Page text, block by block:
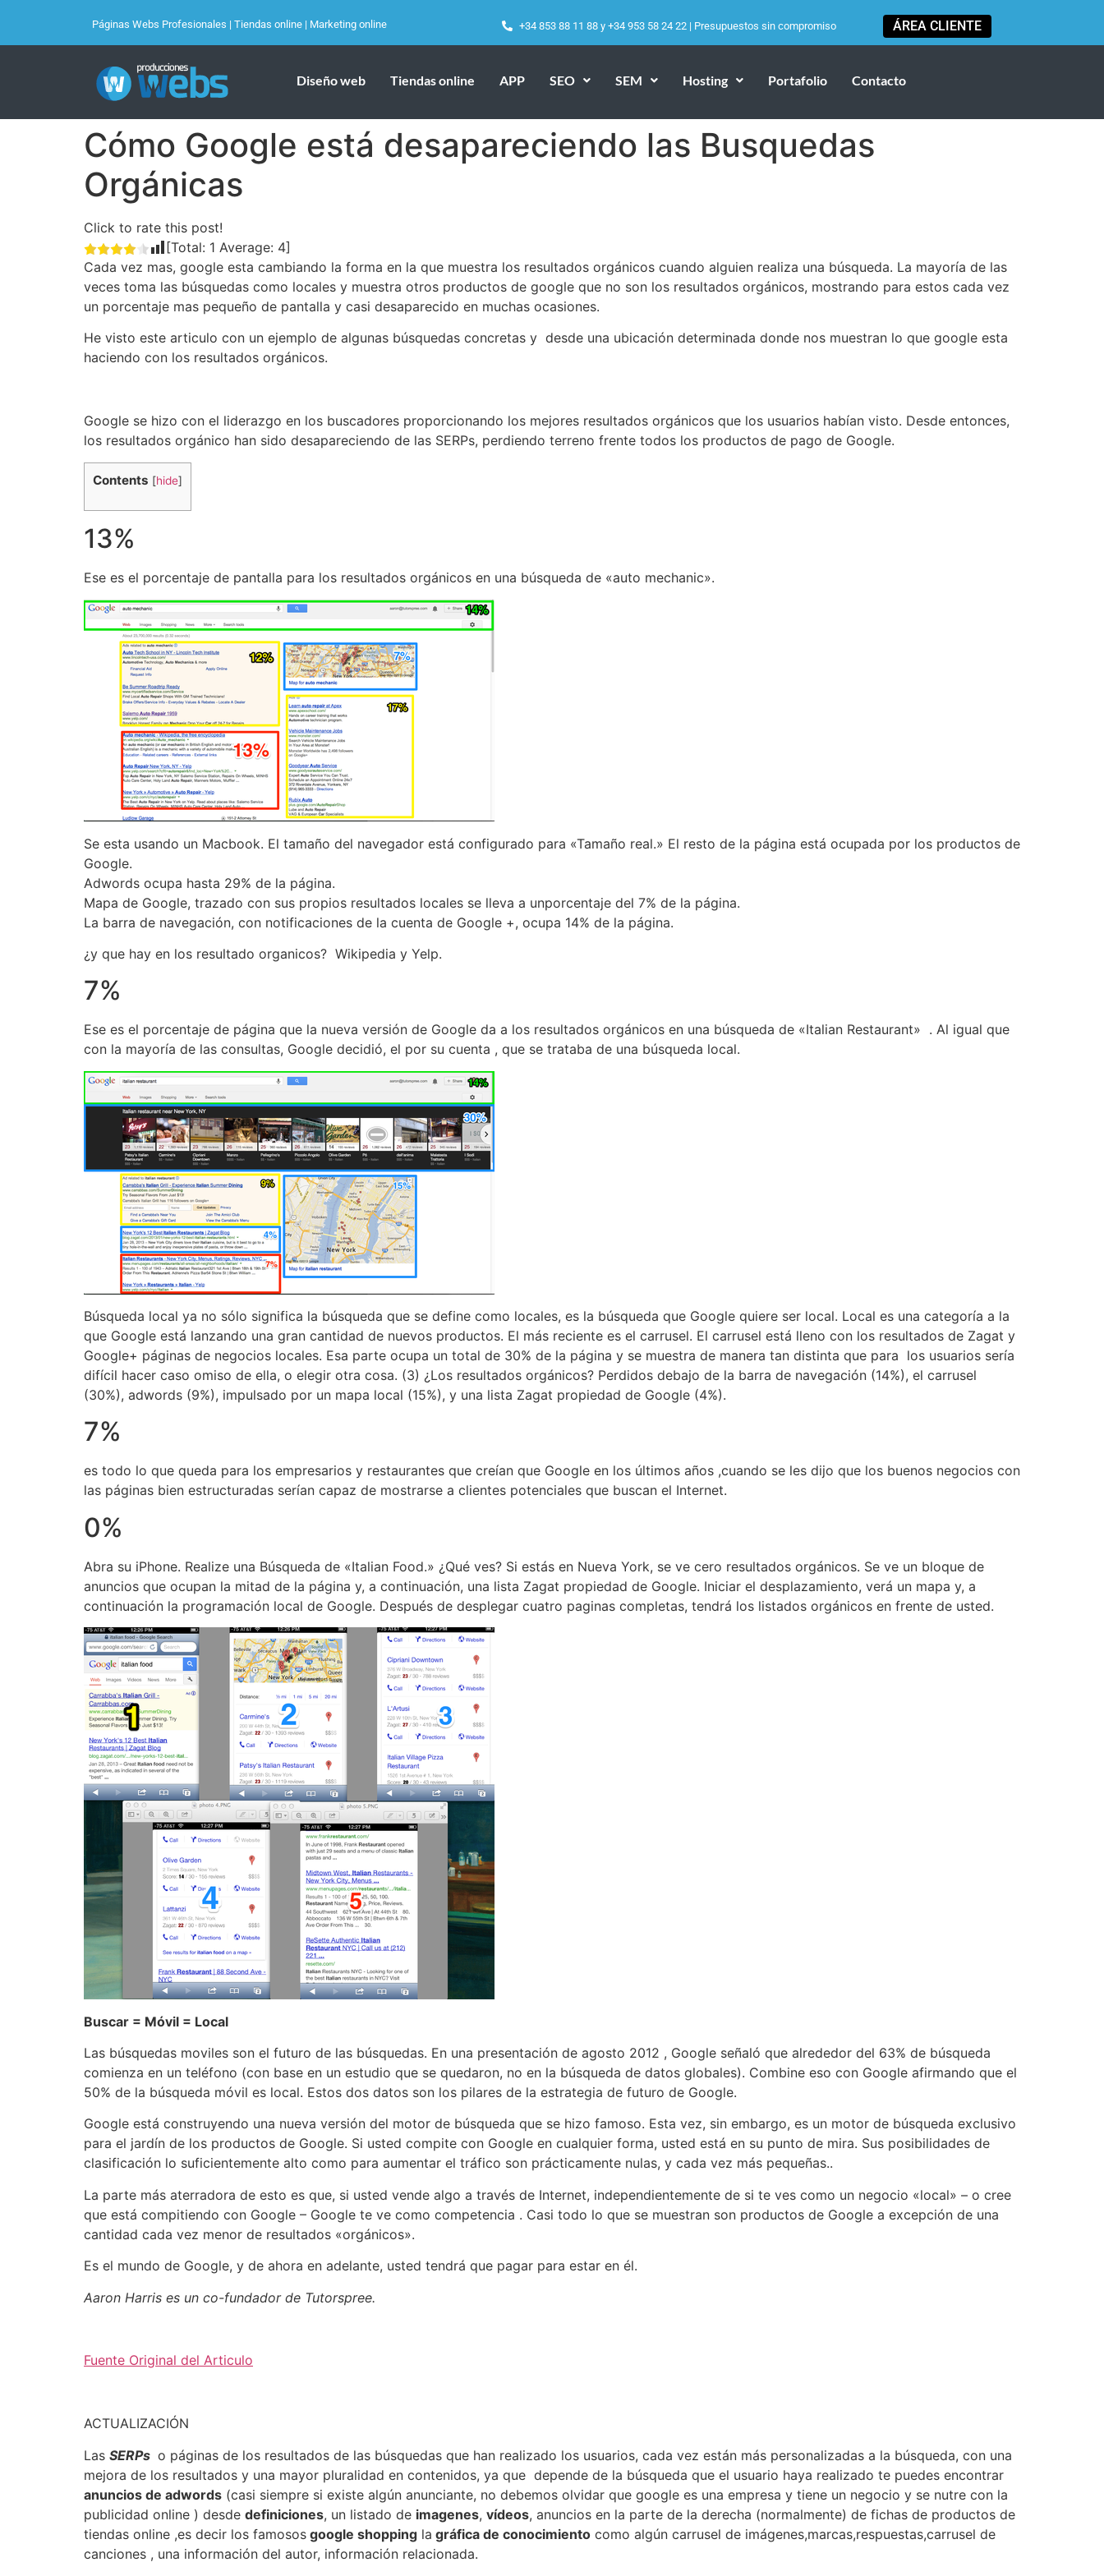
Páginas Webs Profesionales | Tiendas online | Marketing online +34 853 88 11 88y +34 953 58 24 22| Presupuestos sin compromiso ÁREA CLIENTE
Diseño web Tiendas online APP SEO SEM Hosting Portafolio Contacto
Cómo Google está desapareciendo las Busquedas
Orgánicas
Click to rate this post!
[Total: 1 Average: 4]
Cada vez mas, google esta cambiando la forma en la que muestra los resultados orgánicos cuando alguien realiza una búsqueda. La mayoría de las
veces toma las búsquedas como locales y muestra otros productos de google que no son los resultados orgánicos, mostrando para estos cada vez
un porcentaje mas pequeño de pantalla y casi desaparecido en muchas ocasiones.
He visto este articulo con un ejemplo de algunas búsquedas concretas y desde una ubicación determinada donde nos muestran lo que google esta
haciendo con los resultados orgánicos.
Google se hizo con el liderazgo en los buscadores proporcionando los mejores resultados orgánicos que los usuarios habían visto. Desde entonces,
los resultados orgánico han sido desapareciendo de las SERPs, perdiendo terreno frente todos los productos de pago de Google.
Contents [hide]
13%
Ese es el porcentaje de pantalla para los resultados orgánicos en una búsqueda de «auto mechanic».
Se esta usando un Macbook. El tamaño del navegador está configurado para «Tamaño real.» El resto de la página está ocupada por los productos de
Google.
Adwords ocupa hasta 29% de la página.
Mapa de Google, trazado con sus propios resultados locales se lleva a unporcentaje del 7% de la página.
La barra de navegación, con notificaciones de la cuenta de Google +, ocupa 14% de la página.
¿y que hay en los resultado organicos? Wikipedia y Yelp.
7%
Ese es el porcentaje de página que la nueva versión de Google da a los resultados orgánicos en una búsqueda de «Italian Restaurant» . Al igual que
con la mayoría de las consultas, Google decidió, el por su cuenta , que se trataba de una búsqueda local.
Búsqueda local ya no sólo significa la búsqueda que se define como locales, es la búsqueda que Google quiere ser local. Local es una categoría a la
que Google está lanzando una gran cantidad de nuevos productos. El más reciente es el carrusel. El carrusel está lleno con los resultados de Zagat y
Google+ páginas de negocios locales. Esa parte ocupa un total de 30% de la página y se muestra de manera tan distinta que para los usuarios sería
difícil hacer caso omiso de ella, o elegir otra cosa. (3) ¿Los resultados orgánicos? Perdidos debajo de la barra de navegación (14%), el carrusel
(30%), adwords (9%), impulsado por un mapa local (15%), y una lista Zagat propiedad de Google (4%).
7%
es todo lo que queda para los empresarios y restaurantes que creían que Google en los últimos años ,cuando se les dijo que los buenos negocios con
las páginas bien estructuradas serían capaz de mostrarse a clientes potenciales que buscan el Internet.
0%
Abra su iPhone. Realize una Búsqueda de «Italian Food.» ¿Qué ves? Si estás en Nueva York, se ve cero resultados orgánicos. Se ve un bloque de
anuncios que ocupan la mitad de la página y, a continuación, una lista Zagat propiedad de Google. Iniciar el desplazamiento, verá un mapa y, a
continuación la programación local de Google. Después de desplegar cuatro paginas completas, tendrá los listados orgánicos en frente de usted.
Buscar = Móvil = Local
Las búsquedas moviles son el futuro de las búsquedas. En una presentación de agosto 2012 , Google señaló que alrededor del 63% de búsqueda
comienza en un teléfono (con base en un estudio que se quedaron, no en la búsqueda de datos globales). Combine eso con Google afirmando que el
50% de la búsqueda móvil es local. Estos dos datos son los pilares de la estrategia de futuro de Google.
Google está construyendo una nueva versión del motor de búsqueda que se hizo famoso. Esta vez, sin embargo, es un motor de búsqueda exclusivo
para el jardín de los productos de Google. Si usted compite con Google en cualquier forma, usted está en su punto de mira. Sus posibilidades de
clasificación lo suficientemente alto como para aumentar el tráfico son prácticamente nulas, y cada vez más pequeñas..
La parte más aterradora de esto es que, si usted vende algo a través de Internet, independientemente de si te ves como un negocio «local» – o cree
que está compitiendo con Google – Google te ve como competencia . Casi todo lo que se muestran son productos de Google a excepción de una
cantidad cada vez menor de resultados «orgánicos».
Es el mundo de Google, y de ahora en adelante, usted tendrá que pagar para estar en él.
Aaron Harris es un co-fundador de Tutorspree.
Fuente Original del Articulo
ACTUALIZACIÓN
Las SERPs o páginas de los resultados de las búsquedas que han realizado los usuarios, cada vez están más personalizadas a la búsqueda, con una
mejora de los resultados y una mayor pluralidad en contenidos, ya que depende de la búsqueda que el usuario haya realizado te puedes encontrar
anuncios de adwords (casi siempre si existe algún anunciante, no debemos olvidar que google es una empresa y tiene un negocio y se nutre con la
publicidad online ) desde definiciones, un listado de imagenes, vídeos, anuncios en la parte de la derecha (normalmente) de fichas de productos de
tiendas online ,es decir los famosos google shopping la gráfica de conocimiento como algún carrusel de imágenes,marcas,respuestas,carrusel de
canciones , una información del autor, información relacionada.